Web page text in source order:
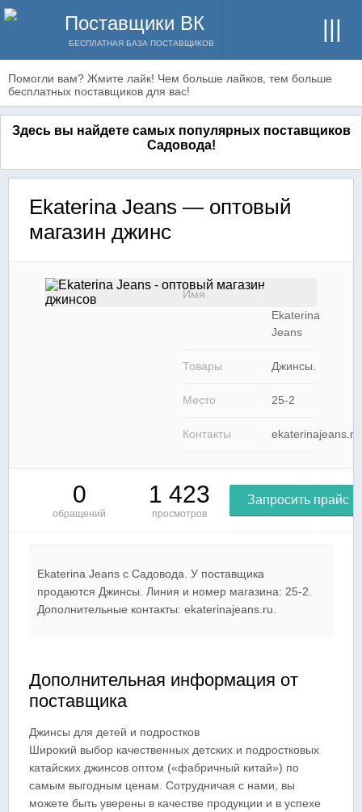
Поставщики ВК
БЕСПЛАТНАЯ БАЗА ПОСТАВЩИКОВ
Помогли вам? Жмите лайк! Чем больше лайков, тем больше
бесплатных поставщиков для вас!
Здесь вы найдете самых популярных поставщиков
Садовода!
Ekaterina Jeans — оптовый
магазин джинс
Имя
Ekaterina
Jeans
Товары Джинсы.
Место 25-2
Контакты ekaterinajeans.ru
0
обращений
1 423
просмотров
Запросить прайс
Ekaterina Jeans c Садовода. У поставщика
продаются Джинсы. Линия и номер магазина: 25-2.
Дополнительные контакты: ekaterinajeans.ru.
Дополнительная информация от
поставщика
Джинсы для детей и подростков
Широкий выбор качественных детских и подростковых
катайских джинсов оптом («фабричный китай») по
самым выгодным ценам. Сотрудничая с нами, вы
можете быть уверены в качестве продукции и в успехе